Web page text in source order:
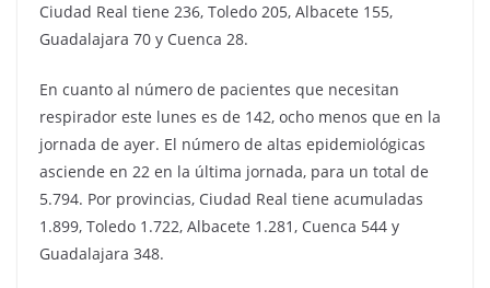
Ciudad Real tiene 236, Toledo 205, Albacete 155,
Guadalajara 70 y Cuenca 28.
En cuanto al número de pacientes que necesitan
respirador este lunes es de 142, ocho menos que en la
jornada de ayer. El número de altas epidemiológicas
asciende en 22 en la última jornada, para un total de
5.794. Por provincias, Ciudad Real tiene acumuladas
1.899, Toledo 1.722, Albacete 1.281, Cuenca 544 y
Guadalajara 348.